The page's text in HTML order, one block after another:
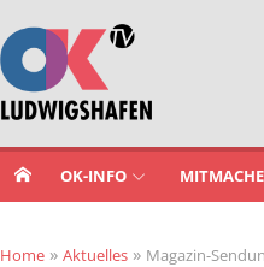
OK-INFO
Home » Aktuelles » Magazin-